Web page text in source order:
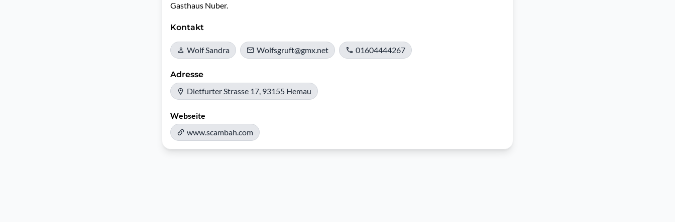
Gasthaus Nuber.
Kontakt
Wolf Sandra Wolfsgruft@gmx.net 01604444267
Adresse
Dietfurter Strasse 17, 93155 Hemau
Webseite
www.scambah.com